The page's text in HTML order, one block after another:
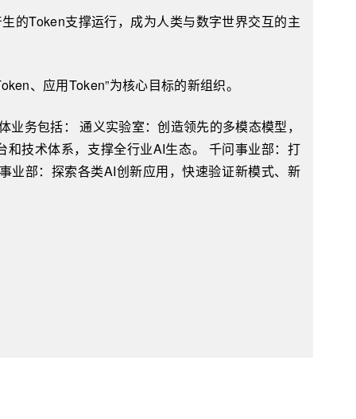
的Token支撑运行，成为人类与数字世界交互的主
、应用Token”为核心目标的新组织。
务包括： 通义实验室：创造领先的多模态模型，
技术体系，支撑全行业AI生态。 千问事业部：打
业部：探索各类AI创新应用，快速验证新模式、新